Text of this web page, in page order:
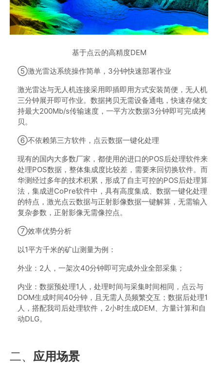
基于点云的高精度DEM
⑤激光雷达系统操作简单，3分钟快速部署作业
激光雷达与无人机连接采用即插即用方式安装简便，无人机
三分钟展开即可作业。数据拷贝无需设备通电，快速存储支
持最大200Mb/s传输速度，一平方次数据3分钟即可完成拷
贝。
⑥不依赖第三方软件，点云数据一键化处理
现有的国内大多数厂家，都使用的进口的POS后处理软件来
处理POS数据，整体集成度比较差，需要来回切换软件。而
华测经过多年的技术积累，形成了自主可控的POS后处理算
法，集成进CoPre软件中，具有高度集成、数据一键化处理
的特点，激光点云数据与正射影像数据一键解算，无需输入
复杂参数，正射影像无需像控点。
⑦效率优势分析
以1平方千米的矿山测量为例：
外业：2人，一架次40分钟即可完成外业全部采集；
内业：数据预处理1人，处理时间与采集时间相同，点云与
DOM生成时间40分钟，且无需人员频繁交互；数据后处理1
人，搭配我司后处理软件，2小时生成DEM、方量计算和自
动DLG。
二、 应用场景